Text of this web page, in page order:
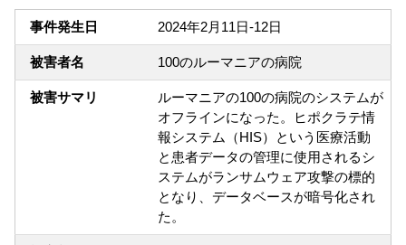
事件発生日 2024年2月11日-12日
被害者名 100のルーマニアの病院
被害サマリ
ルーマニアの100の病院のシステムが
オフラインになった。ヒポクラテ情
報システム（HIS）という医療活動
と患者データの管理に使用されるシ
ステムがランサムウェア攻撃の標的
となり、データベースが暗号化され
た。